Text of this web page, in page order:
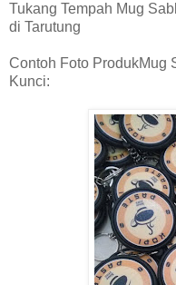
Tukang Tempah Mug
di Tarutung
Contoh Foto ProdukMug
Kunci: